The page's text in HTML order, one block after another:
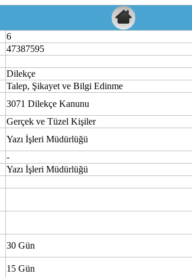
6
47387595
Dilekçe
Talep, Şikayet ve Bilgi Edinme
3071 Dilekçe Kanunu
Gerçek ve Tüzel Kişiler
Yazı İşleri Müdürlüğü
-
Yazı İşleri Müdürlüğü
30 Gün
15 Gün